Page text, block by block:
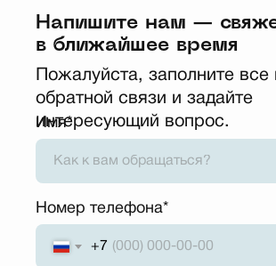
Напишите нам —
в ближайшее время
Пожалуйста, заполните все
обратной связи и задайте
интересующий вопрос.
Имя*
Номер телефона*
+7